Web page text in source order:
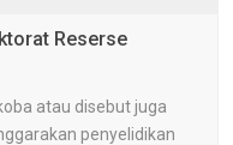
Reserse
atau disebut juga
penyelidikan